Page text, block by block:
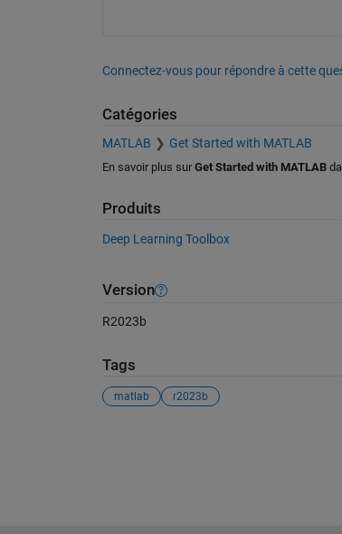
Connectez-vous pour répondre à cette
Catégories
MATLAB Get Started with MATLAB
En savoir plus sur Get Started with MATLAB
Produits
Deep Learning Toolbox
Version
R2023b
Tags
matlab r2023b